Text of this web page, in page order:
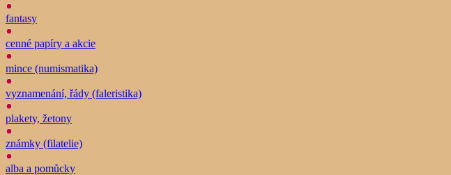
fantasy
cenné papíry a akcie
mince (numismatika)
vyznamenání, řády (faleristika)
plakety, žetony
známky (filatelie)
alba a pomůcky